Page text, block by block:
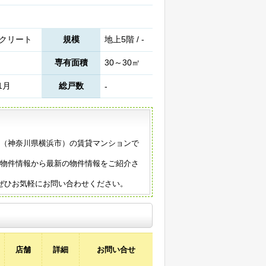
リート 規模 地上5階 / -
専有面積 30～30㎡
総戸数 -
神奈川県横浜市）の賃貸マンションで
件情報から最新の物件情報をご紹介さ
お気軽にお問い合わせください。
店舗 詳細 お問い合せ